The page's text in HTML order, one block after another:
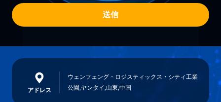
送信
アドレス
ウェンフェング・ロジスティックス・シティ工業
公園,ヤンタイ,山東,中国